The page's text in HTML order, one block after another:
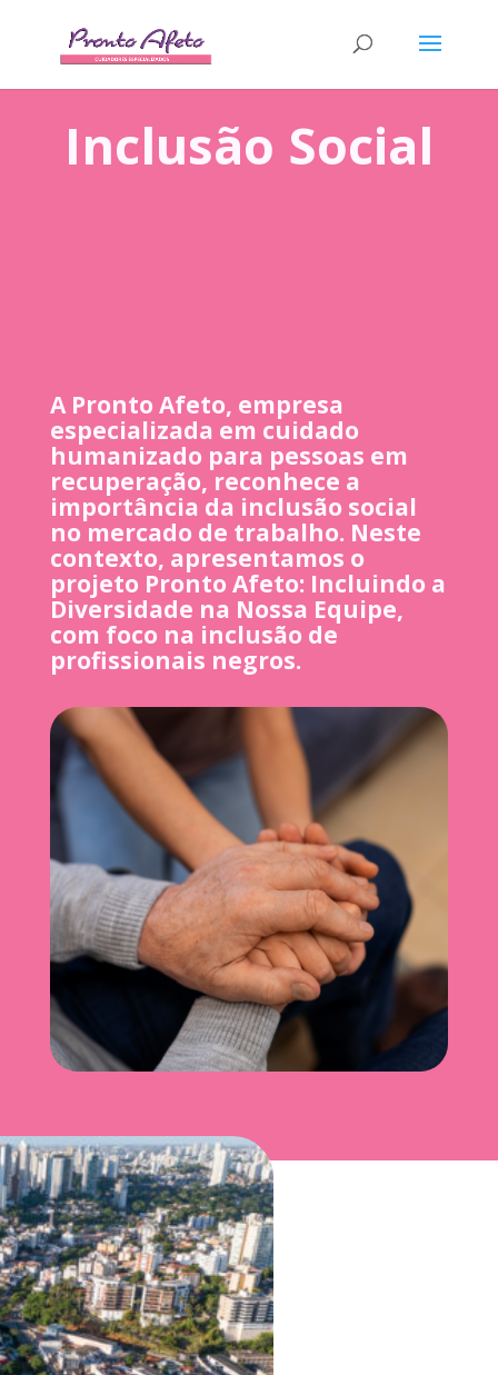
Inclusão Social
A Pronto Afeto, empresa
especializada em cuidado
humanizado para pessoas em
recuperação, reconhece a
importância da inclusão social
no mercado de trabalho. Neste
contexto, apresentamos o
projeto Pronto Afeto: Incluindo a
Diversidade na Nossa Equipe,
com foco na inclusão de
profissionais negros.